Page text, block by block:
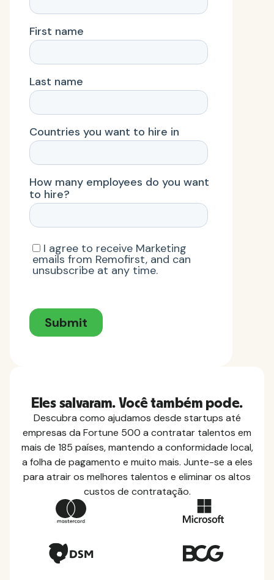
Eles salvaram. Você também pode.
Descubra como ajudamos desde startups até
empresas da Fortune 500 a contratar talentos em
mais de 185 países, mantendo a conformidade local,
a folha de pagamento e muito mais. Junte-se a eles
para atrair os melhores talentos e eliminar os altos
custos de contratação.